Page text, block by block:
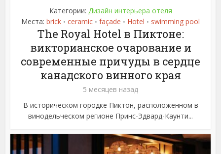
Категории: Дизайн интерьера отеля
Места: brick • ceramic • façade • Hotel • swimming pool
The Royal Hotel в Пиктоне:
викторианское очарование и
современные причуды в сердце
канадского винного края
5 месяцев назад
В историческом городке Пиктон, расположенном в
винодельческом регионе Принс-Эдвард-Каунти...